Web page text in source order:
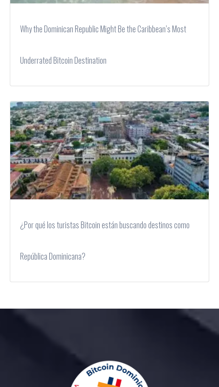
Why the Dominican Republic Might Be the Caribbean’s Most
Underrated Bitcoin Destination
¿Por qué los turistas Bitcoin están buscando destinos como
República Dominicana?